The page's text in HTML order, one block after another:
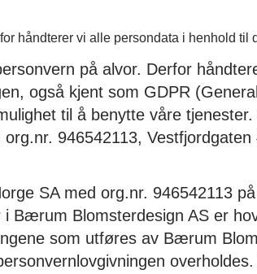
håndterer vi alle persondata i henhold til
på alvor. Derfor
også kjent som GDPR
til å benytte våre
946542113, Vestfjordgaten
SA med org.nr. 946542113
i Bærum Blomsterdesign AS er
som utføres av Bærum